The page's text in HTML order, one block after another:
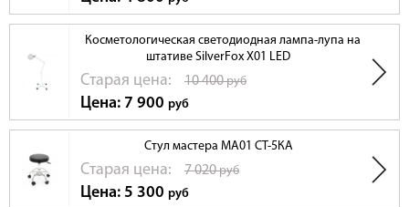
Косметологическая светодиодная лампа-лупа на
штативе SilverFox X01 LED
Cтарая цена: 10 400руб
Цена: 7 900 руб
Стул мастера МА01 СТ-5КА
Cтарая цена: 7 020руб
Цена: 5 300 руб